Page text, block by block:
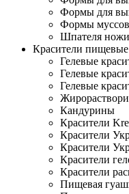
Формы для
Формы
Шпателя
Красители пищевые
Гелевые
Гелевые
Гелевые
Кандурины
Красители
Красители
Красители
Красители
Красители
Пищевая